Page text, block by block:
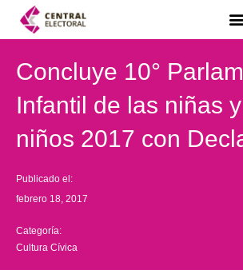
Concluye 10°
Infantil de las niñas
niños 2017 con
Publicado el:
febrero 18, 2017
Categoría:
Cultura Cívica